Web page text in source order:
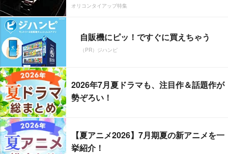
オリコンタイアップ特集
自販機にピッ！ですぐに買えちゃう
（PR）ジハンピ
2026年7月夏ドラマも、注目作＆話題作が
勢ぞろい！
【夏アニメ2026】7月期夏の新アニメを一
挙紹介！